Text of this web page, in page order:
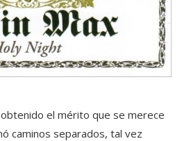
el mérito que se merece
caminos separados, tal vez